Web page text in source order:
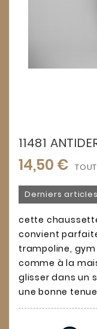
11481
14,50 €
Derniers
cette
convient
trampoline,
comme à la
glisser dans un
une bonne tenue